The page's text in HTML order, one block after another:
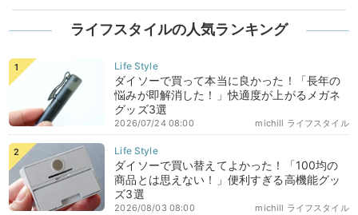
ライフスタイルの人気ランキング
ダイソーで買って本当に良かった！「長年の
悩みが即解消した！」快適度が上がるメガネ
グッズ3選
michill ライフスタイル
2026/07/24 08:00
ダイソーで買い替えてよかった！「100均の
商品とは思えない！」便利すぎる高機能グッ
ズ3選
michill ライフスタイル
2026/08/03 08:00